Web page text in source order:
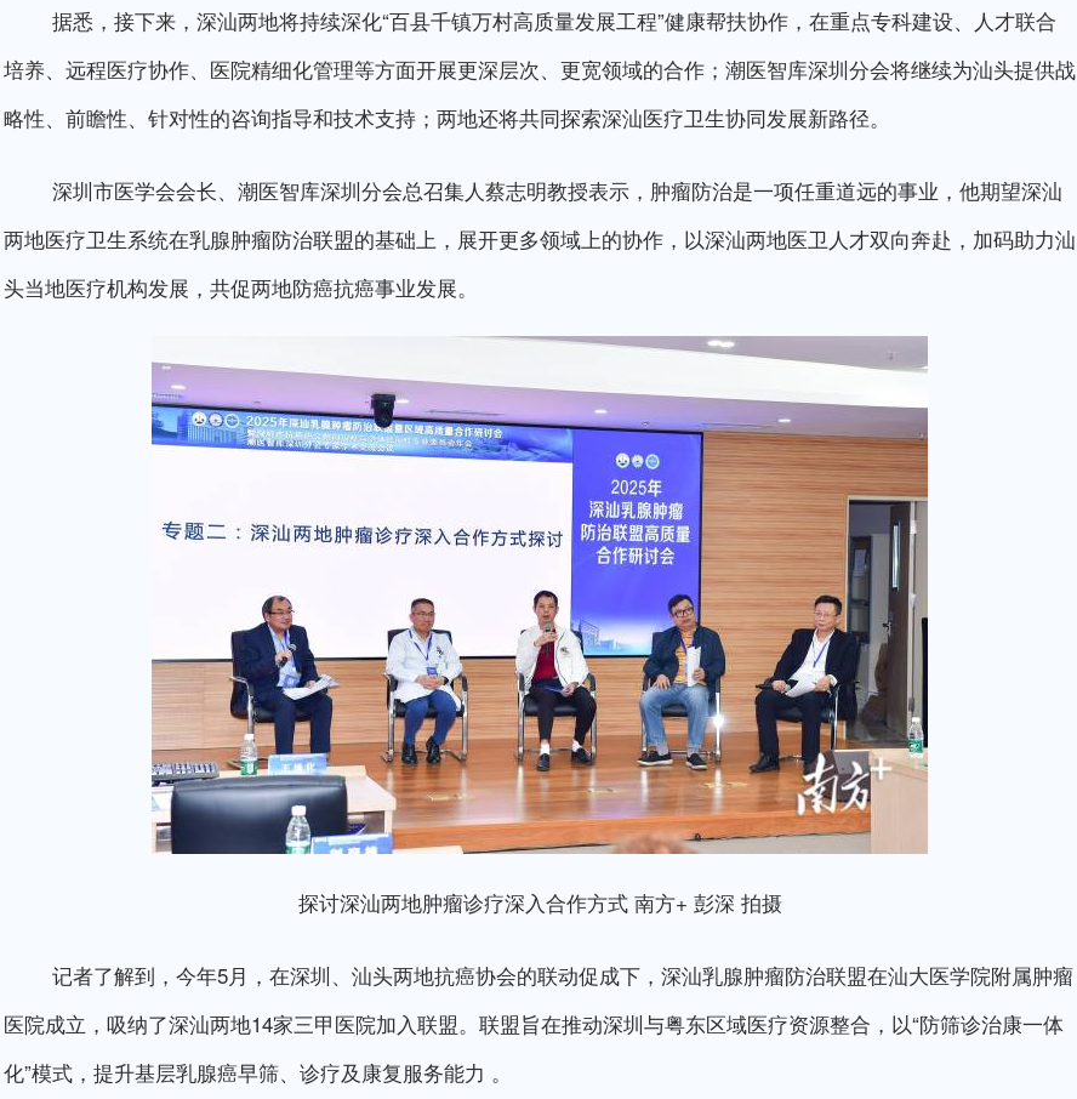
据悉，接下来，深汕两地将持续深化“百县千镇万村高质量发展工程”健康帮扶协作，在重点专科建设、人才联合
培养、远程医疗协作、医院精细化管理等方面开展更深层次、更宽领域的合作；潮医智库深圳分会将继续为汕头提供战
略性、前瞻性、针对性的咨询指导和技术支持；两地还将共同探索深汕医疗卫生协同发展新路径。
深圳市医学会会长、潮医智库深圳分会总召集人蔡志明教授表示，肿瘤防治是一项任重道远的事业，他期望深汕
两地医疗卫生系统在乳腺肿瘤防治联盟的基础上，展开更多领域上的协作，以深汕两地医卫人才双向奔赴，加码助力汕
头当地医疗机构发展，共促两地防癌抗癌事业发展。
探讨深汕两地肿瘤诊疗深入合作方式 南方+ 彭深 拍摄
记者了解到，今年5月，在深圳、汕头两地抗癌协会的联动促成下，深汕乳腺肿瘤防治联盟在汕大医学院附属肿瘤
医院成立，吸纳了深汕两地14家三甲医院加入联盟。联盟旨在推动深圳与粤东区域医疗资源整合，以“防筛诊治康一体
化”模式，提升基层乳腺癌早筛、诊疗及康复服务能力 。